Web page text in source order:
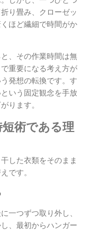
り畳み、クローゼッ
ほど繊細で時間がか
、その作業時間は無
重要になる考え方が
発想の転換です。す
いう固定観念を手放
ります。
術である理
した衣類をそのまま
です。
一つずつ取り外し、
、最初からハンガー